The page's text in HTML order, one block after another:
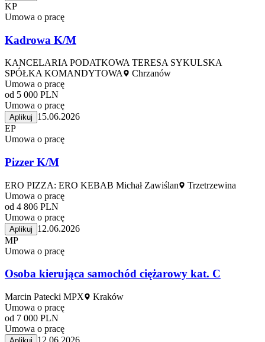
KP
Umowa o pracę
Kadrowa K/M
KANCELARIA PODATKOWA TERESA SYKULSKA
SPÓŁKA KOMANDYTOWA
Chrzanów
Umowa o pracę
od 5 000 PLN
Umowa o pracę
Aplikuj
15.06.2026
EP
Umowa o pracę
Pizzer K/M
ERO PIZZA: ERO KEBAB Michał Zawiślan
Trzetrzewina
Umowa o pracę
od 4 806 PLN
Umowa o pracę
Aplikuj
12.06.2026
MP
Umowa o pracę
Osoba kierująca samochód ciężarowy kat. C
Marcin Patecki MPX
Kraków
Umowa o pracę
od 7 000 PLN
Umowa o pracę